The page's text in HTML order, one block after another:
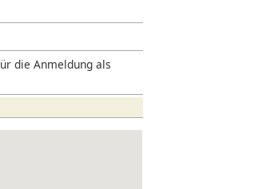
die Anmeldung als